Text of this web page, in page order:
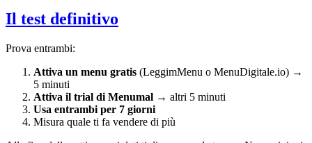
Il test definitivo
Prova entrambi:
Attiva un menu gratis (LeggimMenu o MenuDigitale.io) →
5 minuti
Attiva il trial di Menumal → altri 5 minuti
Usa entrambi per 7 giorni
Misura quale ti fa vendere di più